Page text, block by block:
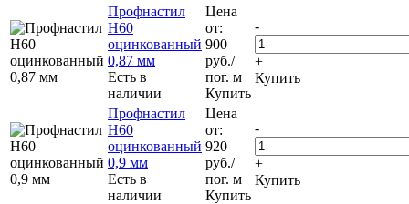
Профнастил
Н60
оцинкованный
0,87 мм
Есть в
наличии
Цена
от:
900
руб./
пог. м
Купить
-
+
Купить
Профнастил
Н60
оцинкованный
0,9 мм
Есть в
наличии
Цена
от:
920
руб./
пог. м
Купить
-
+
Купить